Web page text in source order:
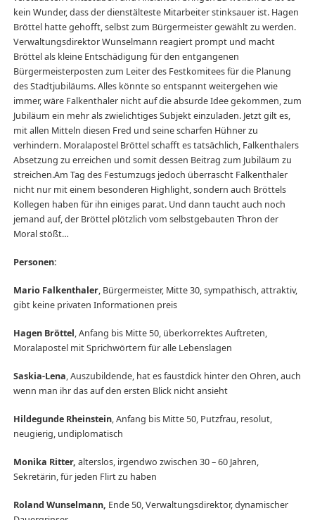
kein Wunder, dass der dienstälteste Mitarbeiter stinksauer ist. Hagen
Bröttel hatte gehofft, selbst zum Bürgermeister gewählt zu werden.
Verwaltungsdirektor Wunselmann reagiert prompt und macht
Bröttel als kleine Entschädigung für den entgangenen
Bürgermeisterposten zum Leiter des Festkomitees für die Planung
des Stadtjubiläums. Alles könnte so entspannt weitergehen wie
immer, wäre Falkenthaler nicht auf die absurde Idee gekommen, zum
Jubiläum ein mehr als zwielichtiges Subjekt einzuladen. Jetzt gilt es,
mit allen Mitteln diesen Fred und seine scharfen Hühner zu
verhindern. Moralapostel Bröttel schafft es tatsächlich, Falkenthalers
Absetzung zu erreichen und somit dessen Beitrag zum Jubiläum zu
streichen.Am Tag des Festumzugs jedoch überrascht Falkenthaler
nicht nur mit einem besonderen Highlight, sondern auch Bröttels
Kollegen haben für ihn einiges parat. Und dann taucht auch noch
jemand auf, der Bröttel plötzlich vom selbstgebauten Thron der
Moral stößt…
Personen:
Mario Falkenthaler, Bürgermeister, Mitte 30, sympathisch, attraktiv,
gibt keine privaten Informationen preis
Hagen Bröttel, Anfang bis Mitte 50, überkorrektes Auftreten,
Moralapostel mit Sprichwörtern für alle Lebenslagen
Saskia-Lena, Auszubildende, hat es faustdick hinter den Ohren, auch
wenn man ihr das auf den ersten Blick nicht ansieht
Hildegunde Rheinstein, Anfang bis Mitte 50, Putzfrau, resolut,
neugierig, undiplomatisch
Monika Ritter, alterslos, irgendwo zwischen 30 – 60 Jahren,
Sekretärin, für jeden Flirt zu haben
Roland Wunselmann, Ende 50, Verwaltungsdirektor, dynamischer